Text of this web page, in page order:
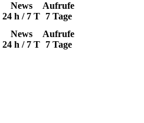
News
24 h / 7 T
Aufrufe
7 Tage
News
24 h / 7 T
Aufrufe
7 Tage